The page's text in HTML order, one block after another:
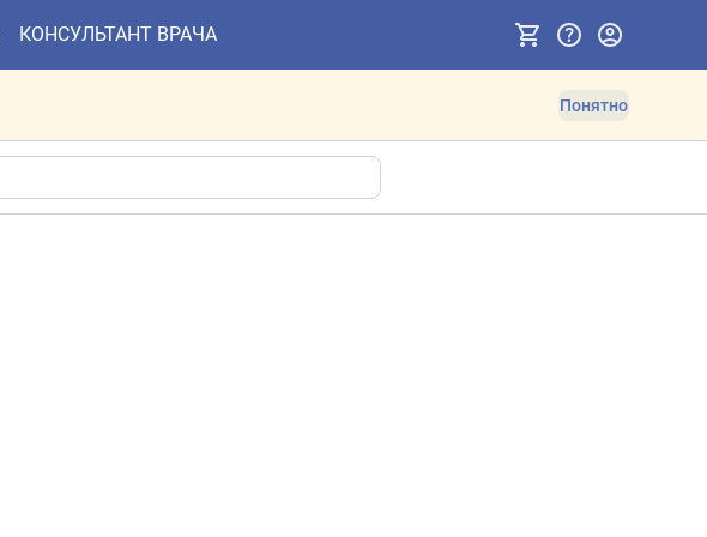
КОНСУЛЬТАНТ ВРАЧА
Понятно